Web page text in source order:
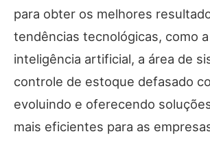
para obter os melhores
tendências tecnológicas, como a
inteligência artificial, a área de
controle de estoque defasado
evoluindo e oferecendo
mais eficientes para as